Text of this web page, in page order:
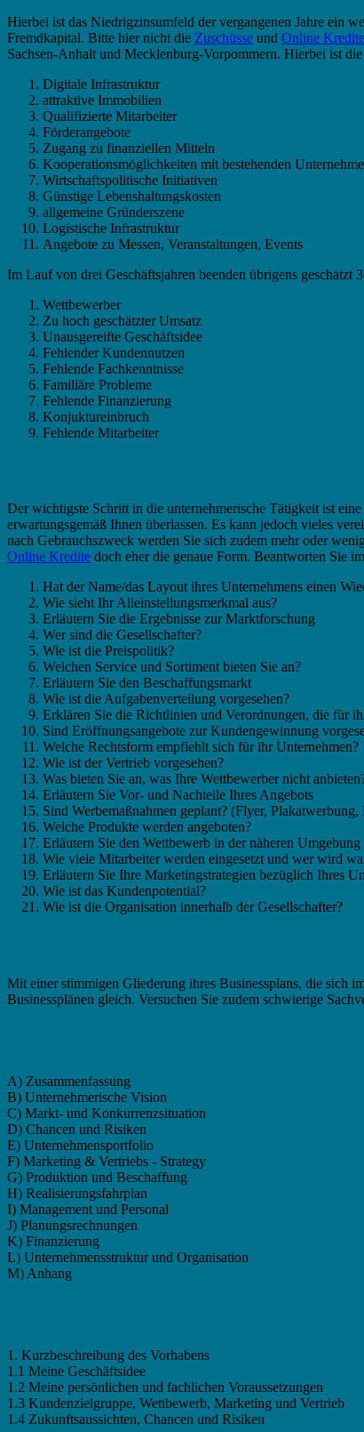
Hierbei ist das Niedrigzinsumfeld der vergangenen Jahre ein
Fremdkapital. Bitte hier nicht die Zuschüsse und Online Kredite
Sachsen-Anhalt und Mecklenburg-Vorpommern. Hierbei ist
Digitale Infrastruktur
attraktive Immobilien
Qualifizierte Mitarbeiter
Förderangebote
Zugang zu finanziellen Mitteln
Kooperationsmöglichkeiten mit bestehenden
Wirtschaftspolitische Initiativen
Günstige Lebenshaltungskosten
allgemeine Gründerszene
Logistische Infrastruktur
Angebote zu Messen, Veranstaltungen, Events
Im Lauf von drei Geschäftsjahren beenden übrigens
Wettbewerber
Zu hoch geschätzter Umsatz
Unausgereifte Geschäftsidee
Fehlender Kundennutzen
Fehlende Fachkenntnisse
Familiäre Probleme
Fehlende Finanzierung
Konjuktureinbruch
Fehlende Mitarbeiter
Der wichtigste Schritt in die unternehmerische Tätigkeit ist
erwartungsgemäß Ihnen überlassen. Es kann jedoch vieles
nach Gebrauchszweck werden Sie sich zudem mehr oder
Online Kredite doch eher die genaue Form. Beantworten Sie im
Hat der Name/das Layout ihres Unternehmens einen
Wie sieht Ihr Alleinstellungsmerkmal aus?
Erläutern Sie die Ergebnisse zur Marktforschung
Wer sind die Gesellschafter?
Wie ist die Preispolitik?
Welchen Service und Sortiment bieten Sie an?
Erläutern Sie den Beschaffungsmarkt
Wie ist die Aufgabenverteilung vorgesehen?
Erklären Sie die Richtlinien und Verordnungen, die für
Sind Eröffnungsangebote zur Kundengewinnung
Welche Rechtsform empfiehlt sich für ihr Unternehmen?
Wie ist der Vertrieb vorgesehen?
Was bieten Sie an, was Ihre Wettbewerber nicht
Erläutern Sie Vor- und Nachteile Ihres Angebots
Sind Werbemaßnahmen geplant? (Flyer,
Welche Produkte werden angeboten?
Erläutern Sie den Wettbewerb in der näheren Umgebung
Wie viele Mitarbeiter werden eingesetzt und wer wird
Erläutern Sie Ihre Marketingstrategien bezüglich Ihres
Wie ist das Kundenpotential?
Wie ist die Organisation innerhalb der Gesellschafter?
Mit einer stimmigen Gliederung ihres Businessplans, die sich
Businessplänen gleich. Versuchen Sie zudem schwierige
A) Zusammenfassung
B) Unternehmerische Vision
C) Markt- und Konkurrenzsituation
D) Chancen und Risiken
E) Unternehmensportfolio
F) Marketing & Vertriebs - Strategy
G) Produktion und Beschaffung
H) Realisierungsfahrplan
I) Management und Personal
J) Planungsrechnungen
K) Finanzierung
L) Unternehmensstruktur und Organisation
M) Anhang
1. Kurzbeschreibung des Vorhabens
1.1 Meine Geschäftsidee
1.2 Meine persönlichen und fachlichen Voraussetzungen
1.3 Kundenzielgruppe, Wettbewerb, Marketing und Vertrieb
1.4 Zukunftsaussichten, Chancen und Risiken